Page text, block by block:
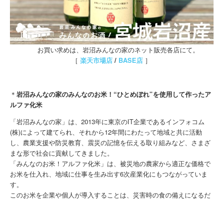
お買い求めは、岩沼みんなの家のネット販売各店にて。
［ 楽天市場店 / BASE店 ］
＊ 岩沼みんなの家のみんなのお米！“ひとめぼれ”を使用して作ったア
ルファ化米
「岩沼みんなの家」は、2013年に東京のIT企業であるインフォコム
(株)によって建てられ、それから12年間にわたって地域と共に活動
し、農業支援や防災教育、震災の記憶を伝える取り組みなど、さまざ
まな形で社会に貢献してきました。
「みんなのお米！アルファ化米」は、被災地の農家から適正な価格で
お米を仕入れ、地域に仕事を生み出す6次産業化にもつながっていま
す。
このお米を企業や個人が導入することは、災害時の食の備えになるだ